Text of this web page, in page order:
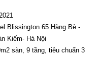
Blissington 65 Hàng Bè -
Kiếm- Hà Nội
sàn, 9 tầng, tiêu chuẩn 3